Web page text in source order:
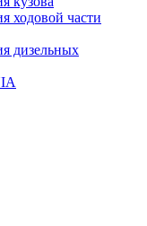
ходовой части
дизельных